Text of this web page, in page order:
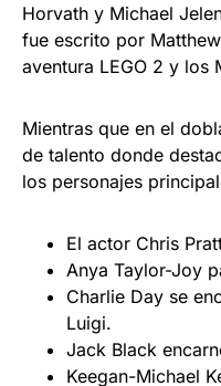
Horvath y Michael
fue escrito por
aventura LEGO 2 y los
Mientras que en el
de talento donde
los personajes
El actor Chris
Anya Taylor-Joy
Charlie Day se
Luigi.
Jack Black
Keegan-Michael